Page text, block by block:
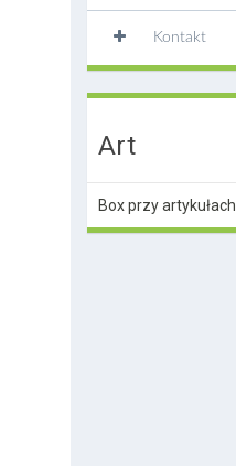
Kontakt
Art
Box przy artykułach